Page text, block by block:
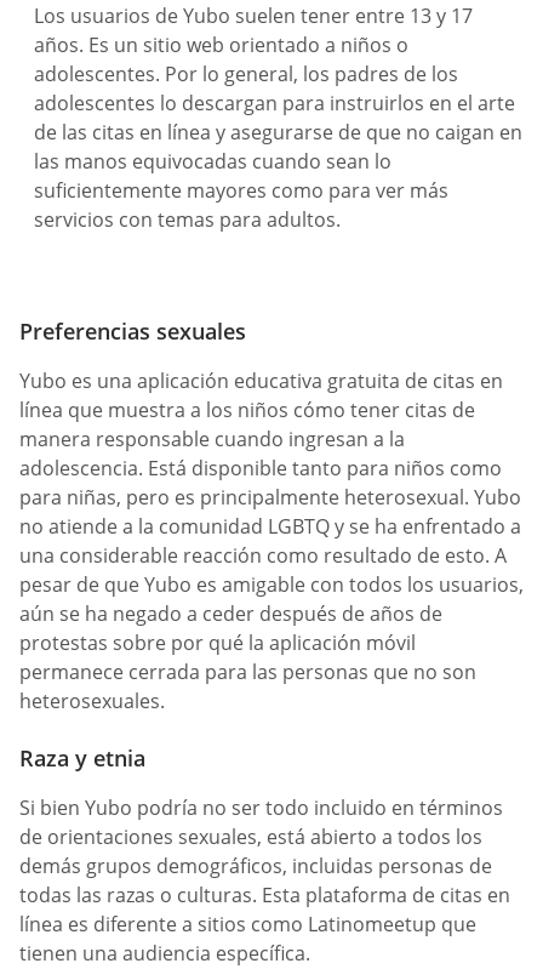
Los usuarios de Yubo suelen tener entre 13 y 17
años. Es un sitio web orientado a niños o
adolescentes. Por lo general, los padres de los
adolescentes lo descargan para instruirlos en el arte
de las citas en línea y asegurarse de que no caigan en
las manos equivocadas cuando sean lo
suficientemente mayores como para ver más
servicios con temas para adultos.
Preferencias sexuales
Yubo es una aplicación educativa gratuita de citas en
línea que muestra a los niños cómo tener citas de
manera responsable cuando ingresan a la
adolescencia. Está disponible tanto para niños como
para niñas, pero es principalmente heterosexual. Yubo
no atiende a la comunidad LGBTQ y se ha enfrentado a
una considerable reacción como resultado de esto. A
pesar de que Yubo es amigable con todos los usuarios,
aún se ha negado a ceder después de años de
protestas sobre por qué la aplicación móvil
permanece cerrada para las personas que no son
heterosexuales.
Raza y etnia
Si bien Yubo podría no ser todo incluido en términos
de orientaciones sexuales, está abierto a todos los
demás grupos demográficos, incluidas personas de
todas las razas o culturas. Esta plataforma de citas en
línea es diferente a sitios como Latinomeetup que
tienen una audiencia específica.